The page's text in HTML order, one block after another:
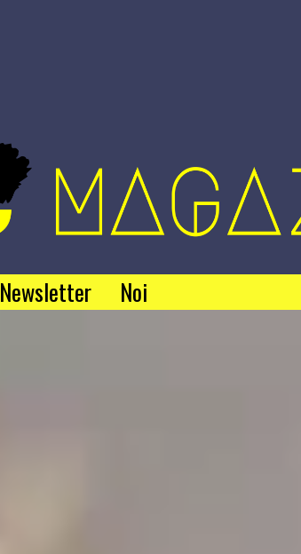
Newsletter Noi